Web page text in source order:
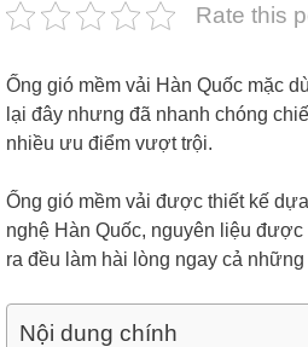
Rate this
Ống gió mềm vải Hàn Quốc mặc
lại đây nhưng đã nhanh chóng
nhiều ưu điểm vượt trội.
Ống gió mềm vải được thiết kế
nghệ Hàn Quốc, nguyên liệu
ra đều làm hài lòng ngay cả
Nội dung chính